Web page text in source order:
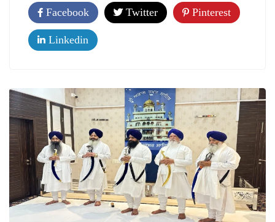
Facebook Twitter Pinterest
Linkedin